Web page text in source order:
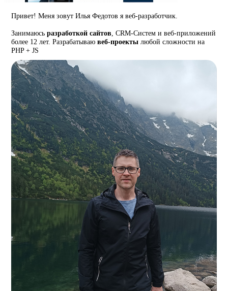
Привет! Меня зовут Илья Федотов я веб-разработчик.
Занимаюсьразработкой сайтов, CRM-Систем и веб-приложений
более 12 лет. Разрабатываювеб-проекты любой сложности на
PHP + JS